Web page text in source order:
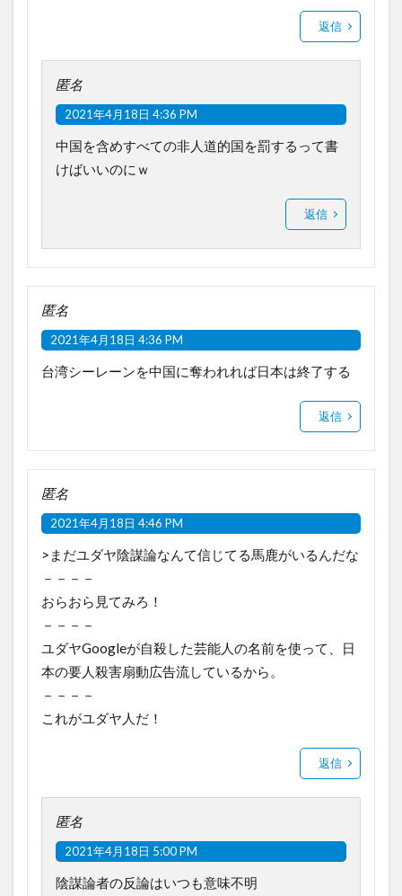
返信
匿名
2021年4月18日 4:36 PM
中国を含めすべての非人道的国を罰するって書
けばいいのにｗ
返信
匿名
2021年4月18日 4:36 PM
台湾シーレーンを中国に奪われれば日本は終了する
返信
匿名
2021年4月18日 4:46 PM
>まだユダヤ陰謀論なんて信じてる馬鹿がいるんだな
－－－－
おらおら見てみろ！
－－－－
ユダヤGoogleが自殺した芸能人の名前を使って、日
本の要人殺害扇動広告流しているから。
－－－－
これがユダヤ人だ！
返信
匿名
2021年4月18日 5:00 PM
陰謀論者の反論はいつも意味不明